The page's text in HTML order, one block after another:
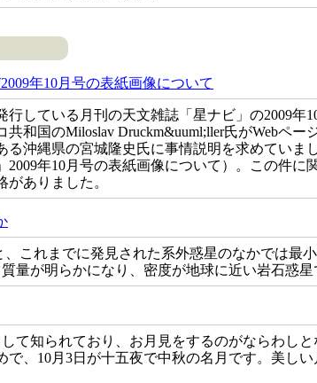
年10月号の表紙画像について
している月刊の天文雑誌「星ナビ」の2009年
和国のMiloslav Druckm&uuml;ller氏がWebペー
る沖縄県の宮城隆史氏に事情説明を求めていま
年10月号の表紙画像について）。この件に
ありました。
、これまでに発見された系外惑星のなかでは最
量が明らかになり、密度が地球に近い岩石惑星
て知られており、お月見をするのがならわし
、10月3日が十五夜で中秋の名月です。美し